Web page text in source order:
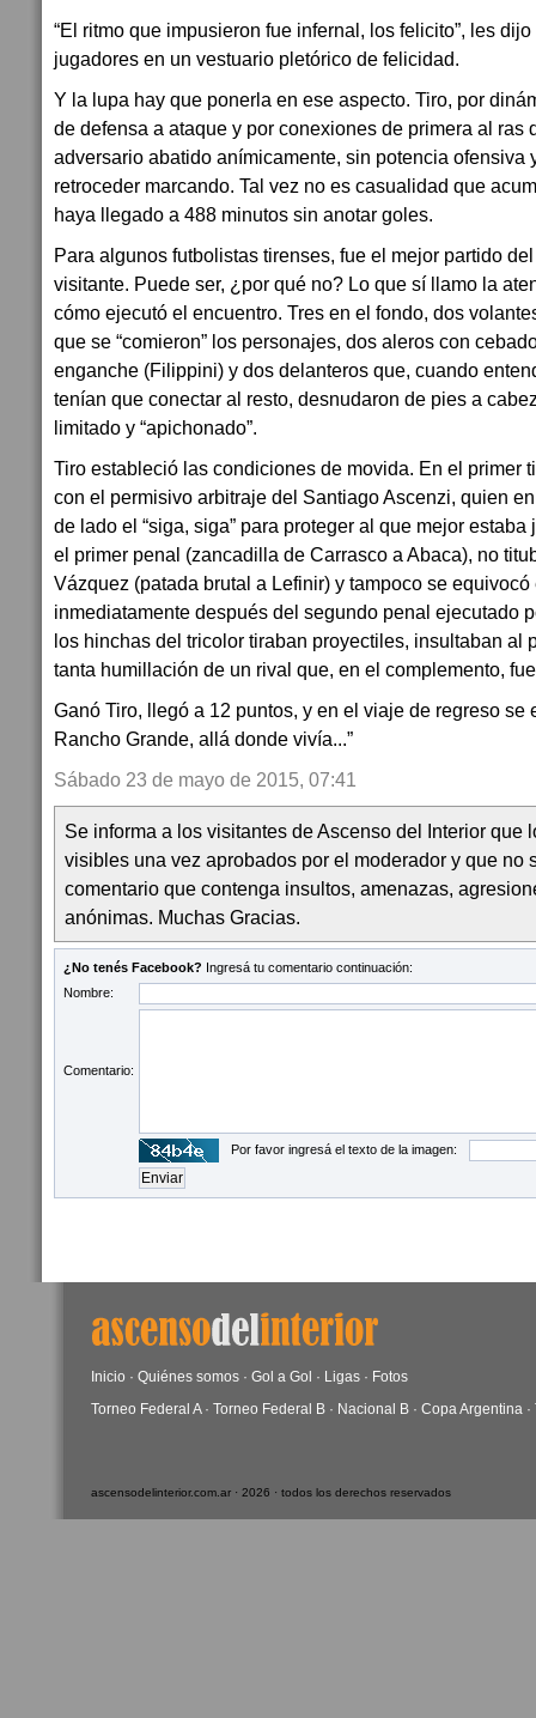
“El ritmo que impusieron fue infernal, los felicito”, les
jugadores en un vestuario pletórico de felicidad.
Y la lupa hay que ponerla en ese aspecto. Tiro, por
de defensa a ataque y por conexiones de primera al ras
adversario abatido anímicamente, sin potencia ofensiva
retroceder marcando. Tal vez no es casualidad que
haya llegado a 488 minutos sin anotar goles.
Para algunos futbolistas tirenses, fue el mejor partido
visitante. Puede ser, ¿por qué no? Lo que sí llamo la
cómo ejecutó el encuentro. Tres en el fondo, dos
que se “comieron” los personajes, dos aleros con
enganche (Filippini) y dos delanteros que, cuando
tenían que conectar al resto, desnudaron de pies a
limitado y “apichonado”.
Tiro estableció las condiciones de movida. En el primer
con el permisivo arbitraje del Santiago Ascenzi, quien
de lado el “siga, siga” para proteger al que mejor
el primer penal (zancadilla de Carrasco a Abaca), no
Vázquez (patada brutal a Lefinir) y tampoco se
inmediatamente después del segundo penal ejecutado
los hinchas del tricolor tiraban proyectiles, insultaban al
tanta humillación de un rival que, en el complemento,
Ganó Tiro, llegó a 12 puntos, y en el viaje de regreso se
Rancho Grande, allá donde vivía...”
Sábado 23 de mayo de 2015, 07:41
Se informa a los visitantes de Ascenso del Interior que
visibles una vez aprobados por el moderador y que no
comentario que contenga insultos, amenazas,
anónimas. Muchas Gracias.
¿No tenés Facebook? Ingresá tu comentario continuación:
Nombre:
Comentario:
Por favor ingresá el texto de la imagen:
Inicio · Quiénes somos · Gol a Gol · Ligas · Fotos
Torneo Federal A· Torneo Federal B · Nacional B · Copa Argentina ·
ascensodelinterior.com.ar · 2026 · todos los derechos reservados